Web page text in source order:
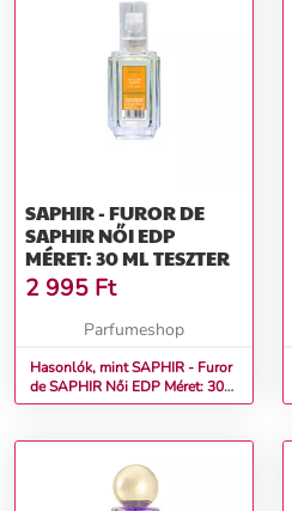
SAPHIR - FUROR DE
SAPHIR NŐI EDP
MÉRET: 30 ML TESZTER
2 995 Ft
Parfumeshop
Hasonlók, mint SAPHIR - Furor
de SAPHIR Női EDP Méret: 30
ml teszter